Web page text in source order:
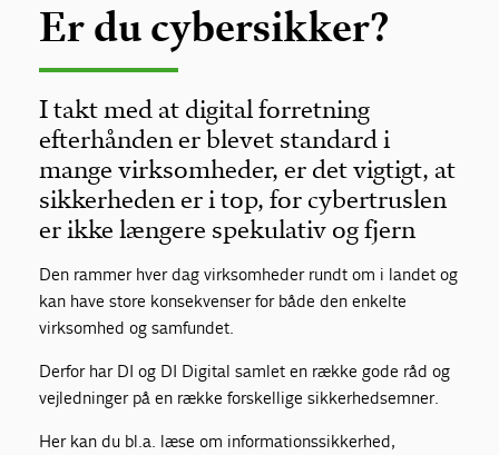
Er du cybersikker?
I takt med at digital forretning
efterhånden er blevet standard i
mange virksomheder, er det vigtigt, at
sikkerheden er i top, for cybertruslen
er ikke længere spekulativ og fjern
Den rammer hver dag virksomheder rundt om i landet og
kan have store konsekvenser for både den enkelte
virksomhed og samfundet.
Derfor har DI og DI Digital samlet en række gode råd og
vejledninger på en række forskellige sikkerhedsemner.
Her kan du bl.a. læse om informationssikkerhed,